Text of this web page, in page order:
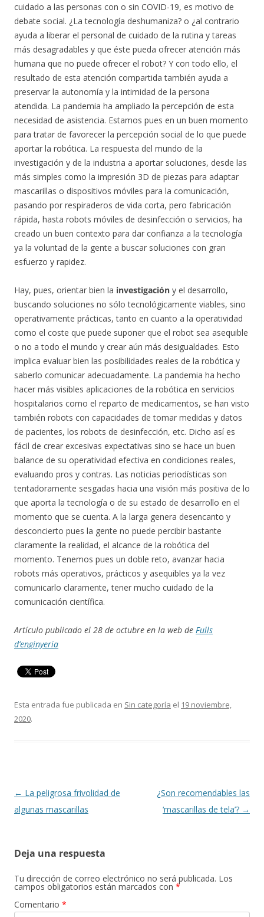
cuidado a las personas con o sin COVID-19, es motivo de
debate social. ¿La tecnología deshumaniza? o ¿al contrario
ayuda a liberar el personal de cuidado de la rutina y tareas
más desagradables y que éste pueda ofrecer atención más
humana que no puede ofrecer el robot? Y con todo ello, el
resultado de esta atención compartida también ayuda a
preservar la autonomía y la intimidad de la persona
atendida. La pandemia ha ampliado la percepción de esta
necesidad de asistencia. Estamos pues en un buen momento
para tratar de favorecer la percepción social de lo que puede
aportar la robótica. La respuesta del mundo de la
investigación y de la industria a aportar soluciones, desde las
más simples como la impresión 3D de piezas para adaptar
mascarillas o dispositivos móviles para la comunicación,
pasando por respiraderos de vida corta, pero fabricación
rápida, hasta robots móviles de desinfección o servicios, ha
creado un buen contexto para dar confianza a la tecnología
ya la voluntad de la gente a buscar soluciones con gran
esfuerzo y rapidez.
Hay, pues, orientar bien la investigación y el desarrollo,
buscando soluciones no sólo tecnológicamente viables, sino
operativamente prácticas, tanto en cuanto a la operatividad
como el coste que puede suponer que el robot sea asequible
o no a todo el mundo y crear aún más desigualdades. Esto
implica evaluar bien las posibilidades reales de la robótica y
saberlo comunicar adecuadamente. La pandemia ha hecho
hacer más visibles aplicaciones de la robótica en servicios
hospitalarios como el reparto de medicamentos, se han visto
también robots con capacidades de tomar medidas y datos
de pacientes, los robots de desinfección, etc. Dicho así es
fácil de crear excesivas expectativas sino se hace un buen
balance de su operatividad efectiva en condiciones reales,
evaluando pros y contras. Las noticias periodísticas son
tentadoramente sesgadas hacia una visión más positiva de lo
que aporta la tecnología o de su estado de desarrollo en el
momento que se cuenta. A la larga genera desencanto y
desconcierto pues la gente no puede percibir bastante
claramente la realidad, el alcance de la robótica del
momento. Tenemos pues un doble reto, avanzar hacia
robots más operativos, prácticos y asequibles ya la vez
comunicarlo claramente, tener mucho cuidado de la
comunicación científica.
Artículo publicado el 28 de octubre en la web de Fulls
d’enginyeria
Esta entrada fue publicada en Sin categoría el 19 noviembre,
2020.
Navegación
de
← La peligrosa frivolidad de
algunas mascarillas
¿Son recomendables las
‘mascarillas de tela’? →
Deja una respuesta
Tu dirección de correo electrónico no será publicada. Los
campos obligatorios están marcados con *
Comentario *